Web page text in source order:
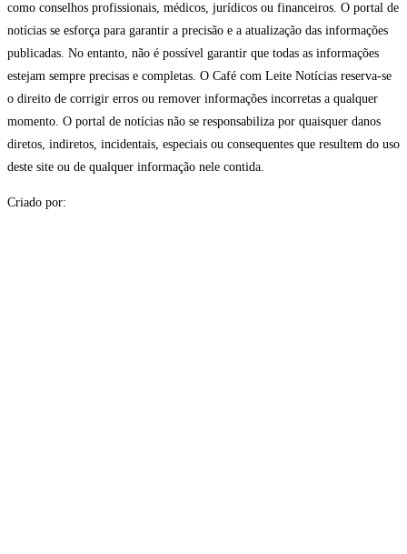
como conselhos profissionais, médicos, jurídicos ou financeiros. O portal de
notícias se esforça para garantir a precisão e a atualização das informações
publicadas. No entanto, não é possível garantir que todas as informações
estejam sempre precisas e completas. O Café com Leite Notícias reserva-se
o direito de corrigir erros ou remover informações incorretas a qualquer
momento. O portal de notícias não se responsabiliza por quaisquer danos
diretos, indiretos, incidentais, especiais ou consequentes que resultem do uso
deste site ou de qualquer informação nele contida.
Criado por: